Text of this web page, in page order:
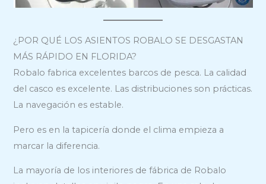
¿POR QUÉ LOS ASIENTOS ROBALO SE DESGASTAN
MÁS RÁPIDO EN FLORIDA?
Robalo fabrica excelentes barcos de pesca. La calidad
del casco es excelente. Las distribuciones son prácticas.
La navegación es estable.
Pero es en la tapicería donde el clima empieza a
marcar la diferencia.
La mayoría de los interiores de fábrica de Robalo